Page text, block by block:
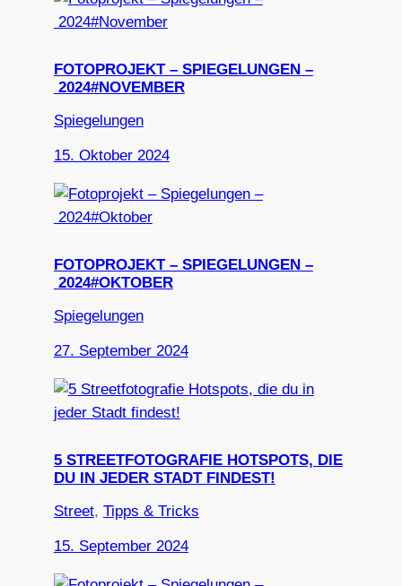
FOTOPROJEKT – SPIEGELUNGEN –
2024#NOVEMBER
Spiegelungen
15. Oktober 2024
FOTOPROJEKT – SPIEGELUNGEN –
2024#OKTOBER
Spiegelungen
27. September 2024
5 STREETFOTOGRAFIE HOTSPOTS, DIE
DU IN JEDER STADT FINDEST!
Street, Tipps & Tricks
15. September 2024